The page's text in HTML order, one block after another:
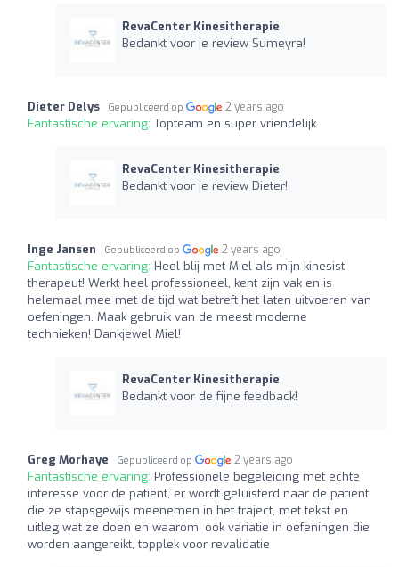
RevaCenter Kinesitherapie
Bedankt voor je review Sumeyra!
Dieter Delys Gepubliceerd op 2 years ago
Fantastische ervaring: Topteam en super vriendelijk
RevaCenter Kinesitherapie
Bedankt voor je review Dieter!
Inge Jansen Gepubliceerd op 2 years ago
Fantastische ervaring: Heel blij met Miel als mijn kinesist
therapeut! Werkt heel professioneel, kent zijn vak en is
helemaal mee met de tijd wat betreft het laten uitvoeren van
oefeningen. Maak gebruik van de meest moderne
technieken! Dankjewel Miel!
RevaCenter Kinesitherapie
Bedankt voor de fijne feedback!
Greg Morhaye Gepubliceerd op 2 years ago
Fantastische ervaring: Professionele begeleiding met echte
interesse voor de patiënt, er wordt geluisterd naar de patiënt
die ze stapsgewijs meenemen in het traject, met tekst en
uitleg wat ze doen en waarom, ook variatie in oefeningen die
worden aangereikt, topplek voor revalidatie